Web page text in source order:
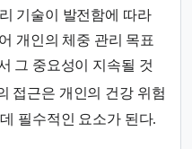
기술이 발전함에 따라
개인의 체중 관리 목표
그 중요성이 지속될 것
접근은 개인의 건강 위험
필수적인 요소가 된다.